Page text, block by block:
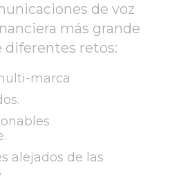
de voz
más grande
diferentes retos:
marca
alejados de las